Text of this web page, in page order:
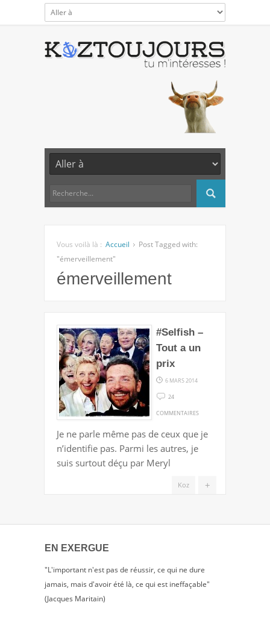
Vous voilà là : Accueil
Post Tagged with:
"émerveillement"
émerveillement
#Selfish –
Tout a un
prix
6 MARS 2014
24
COMMENTAIRES
–
Je ne parle même pas de ceux que je
n’identifie pas. Parmi les autres, je
suis surtout déçu par Meryl
+
Koz
EN EXERGUE
"L'important n'est pas de réussir, ce qui ne dure
jamais, mais d'avoir été là, ce qui est ineffaçable"
(Jacques Maritain)